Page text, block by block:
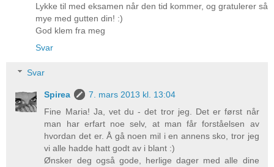
Lykke til med eksamen når den tid kommer, og gratulerer så
mye med gutten din! :)
God klem fra meg
Svar
Svar
Spirea
7. mars 2013 kl. 13:04
Fine Maria! Ja, vet du - det tror jeg. Det er først når
man har erfart noe selv, at man får forståelsen av
hvordan det er. Å gå noen mil i en annens sko, tror jeg
vi alle hadde hatt godt av i blant :)
Ønsker deg også gode, herlige dager med alle dine